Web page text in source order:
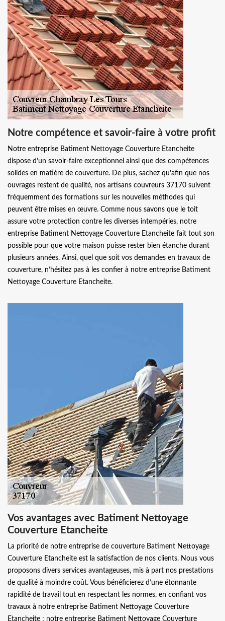
Notre compétence et savoir-faire à votre profit
Notre entreprise Batiment Nettoyage Couverture Etancheite
dispose d’un savoir-faire exceptionnel ainsi que des compétences
solides en matière de couverture. De plus, sachez qu’afin que nos
ouvrages restent de qualité, nos artisans couvreurs 37170 suivent
fréquemment des formations sur les nouvelles méthodes qui
peuvent être mises en œuvre. Comme nous savons que le toit
assure votre protection contre les diverses intempéries, notre
entreprise Batiment Nettoyage Couverture Etancheite fait tout son
possible pour que votre maison puisse rester bien étanche durant
plusieurs années. Ainsi, quel que soit vos demandes en travaux de
couverture, n’hésitez pas à les confier à notre entreprise Batiment
Nettoyage Couverture Etancheite.
Vos avantages avec Batiment Nettoyage
Couverture Etancheite
La priorité de notre entreprise de couverture Batiment Nettoyage
Couverture Etancheite est la satisfaction de nos clients. Nous vous
proposons divers services avantageuses, mis à part nos prestations
de qualité à moindre coût. Vous bénéficierez d’une étonnante
rapidité de travail tout en respectant les normes, en confiant vos
travaux à notre entreprise Batiment Nettoyage Couverture
Etancheite ; notre entreprise Batiment Nettoyage Couverture